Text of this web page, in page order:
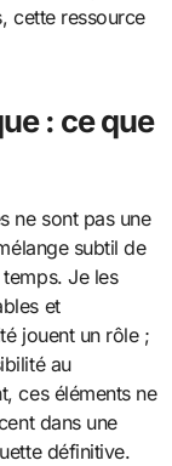
cette ressource
: ce que
ne sont pas une
subtil de
Je les
et
jouent un rôle ;
au
ces éléments ne
dans une
définitive.